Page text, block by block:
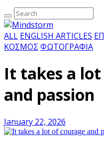
ALL ENGLISH ARTICLES
ΚΟΣΜΟΣ ΦΩΤΟΓΡΑΦΙΑ
It takes a
and passion
January 22, 2026